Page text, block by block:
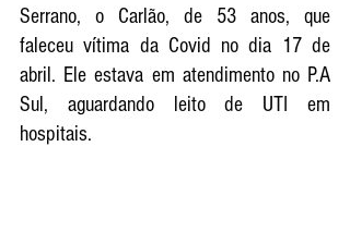
Serrano, o Carlão, de 53 anos, que
faleceu vítima da Covid no dia 17 de
abril. Ele estava em atendimento no P.A
Sul, aguardando leito de UTI em
hospitais.